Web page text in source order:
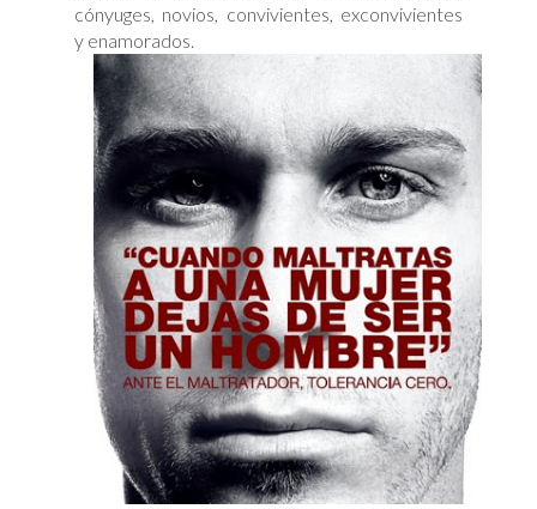
cónyuges, novios, convivientes, exconvivientes
y enamorados.